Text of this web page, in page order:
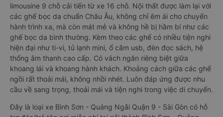
limousine 9 chỗ cải tiến từ xe 16 chỗ. Nội thất được làm lại với
các ghế bọc da chuẩn Châu Âu, không chỉ êm ái cho chuyến
hành trình xa, mà còn mát mẻ và không hề bị hầm bí như các
ghế bọc da bình thường. Kèm theo các ghế có nhiều tiện nghi
hiện đại như ti-vi, tủ lạnh mini, ổ cắm usb, đèn đọc sách, hệ
thống âm thanh cao cấp. Có vách ngăn riêng biệt giữa
khoang lái và khoang hành khách. Khoảng cách giữa các ghế
ngồi rất thoải mái, không nhồi nhét. Luôn đáp ứng được nhu
cầu về sang trọng, thoải mái và tiện nghi trong việc di chuyển.
Đây là loại xe Bình Sơn - Quảng Ngãi Quận 9 - Sài Gòn có hỗ